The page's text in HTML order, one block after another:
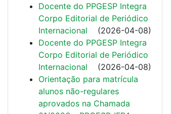
Docente do PPGESP Integra
Corpo Editorial de Periódico
Internacional
(2026-04-08)
Docente do PPGESP Integra
Corpo Editorial de Periódico
Internacional
(2026-04-08)
Orientação para matrícula
alunos não-regulares
aprovados na Chamada